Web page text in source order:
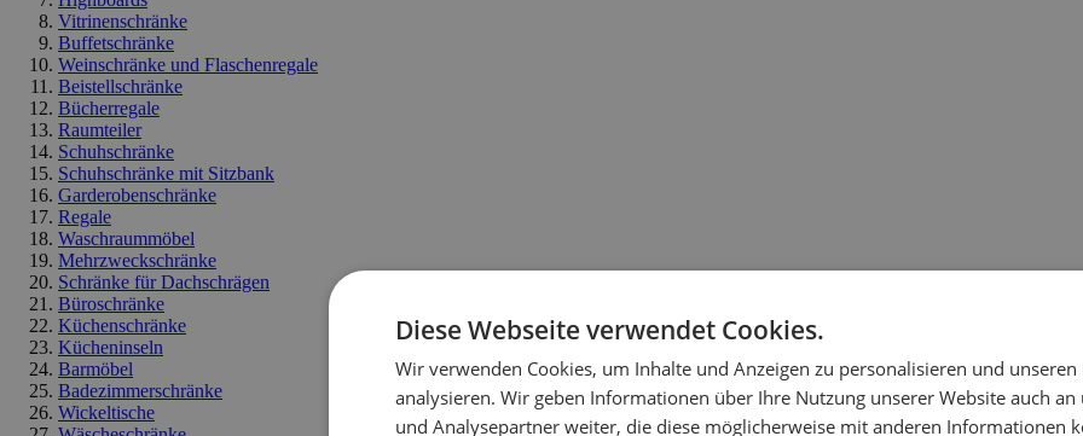
Vitrinenschränke
Buffetschränke
Weinschränke und Flaschenregale
Beistellschränke
Bücherregale
Raumteiler
Schuhschränke
Schuhschränke mit Sitzbank
Garderobenschränke
Regale
Waschraummöbel
Mehrzweckschränke
Schränke für Dachschrägen
Büroschränke
Küchenschränke
Kücheninseln
Barmöbel
Badezimmerschränke
Wickeltische
Diese Webseite verwendet Cookies.
Wir verwenden Cookies, um Inhalte und Anzeigen zu personalisieren und
analysieren. Wir geben Informationen über Ihre Nutzung unserer Website auch an
und Analysepartner weiter, die diese möglicherweise mit anderen Informationen